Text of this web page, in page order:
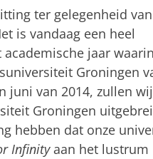
ter gelegenheid
is vandaag een heel
jaar
Groningen
juni van 2014, zullen wij
Groningen
hebben dat onze
Infinityaan het lustrum